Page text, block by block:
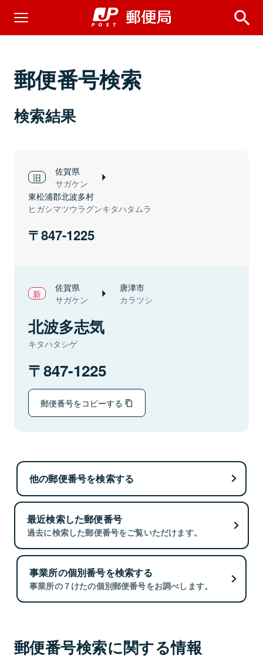
郵便番号検索
検索結果
佐賀県
サガケン
東松浦郡北波多村
ヒガシマツウラグンキタハタムラ
847-1225
佐賀県
サガケン
唐津市
カラツシ
北波多志気
キタハタシゲ
847-1225
郵便番号をコピーする
他の郵便番号を検索する
最近検索した郵便番号
過去に検索した郵便番号をご覧いただけます。
事業所の個別番号を検索する
事業所の７けたの個別郵便番号をお調べします。
郵便番号検索に関する情報